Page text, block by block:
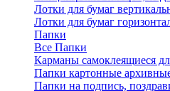
Лотки для бумаг
Лотки для бумаг
Папки
Все Папки
Карманы самоклеящиеся
Папки картонные
Папки на подпись,